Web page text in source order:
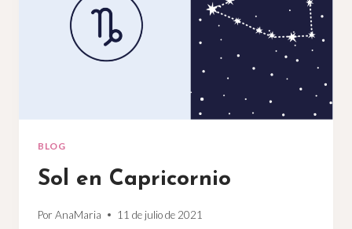
BLOG
Sol en Capricornio
Por AnaMaria 11 de julio de 2021